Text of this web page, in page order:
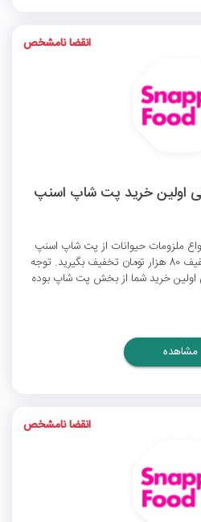
تومانی اولین خرید پت شاپ اسنپ
هزار تومان انواع ملزومات حیوانات از پت شاپ اسنپ
فود، می‌توانید با ثبت این کد تخفیف 80 هزار تومان تخفیف بگیرید. توجه
اولین خرید شما از بخش پت شاپ بوده
انقضا نامشخص
مشاهده
انقضا نامشخص